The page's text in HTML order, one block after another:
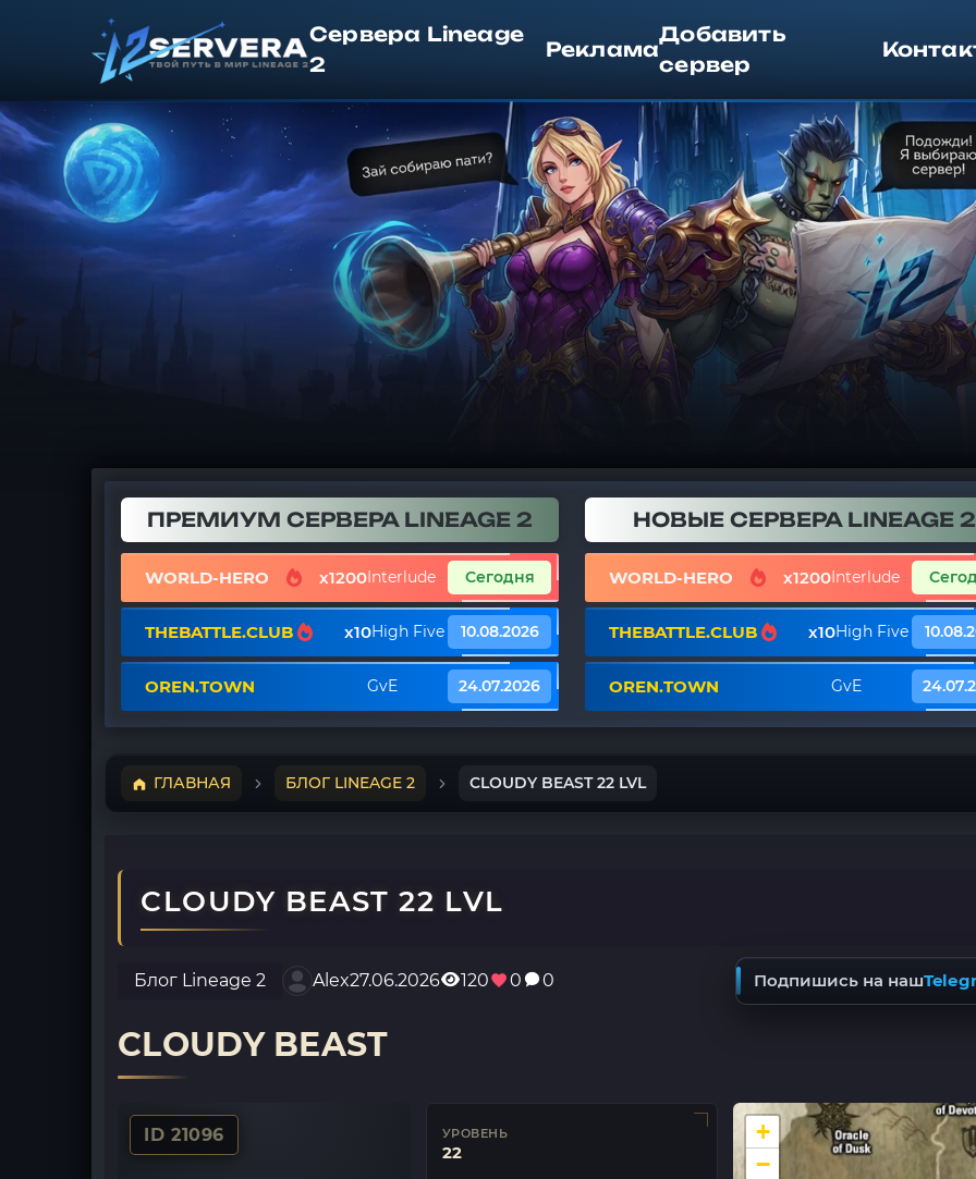
Сервера Lineage
2
Реклама
Добавить
сервер
ПРЕМИУМ СЕРВЕРА LINEAGE 2
WORLD-HERO x1200Interlude Сегодня
THEBATTLE.CLUB x10High Five 10.08.2026
OREN.TOWN GvE 24.07.2026
НОВЫЕ СЕРВЕРА LINEAGE 2
WORLD-HERO x1200Interlude
THEBATTLE.CLUB x10High Five
OREN.TOWN GvE
ГЛАВНАЯ БЛОГ LINEAGE 2 CLOUDY BEAST 22 LVL
CLOUDY BEAST 22 LVL
Блог Lineage 2 Alex27.06.2026 120 0 0 Подпишись на наш
CLOUDY BEAST
ID 21096 УРОВЕНЬ
22
+
−